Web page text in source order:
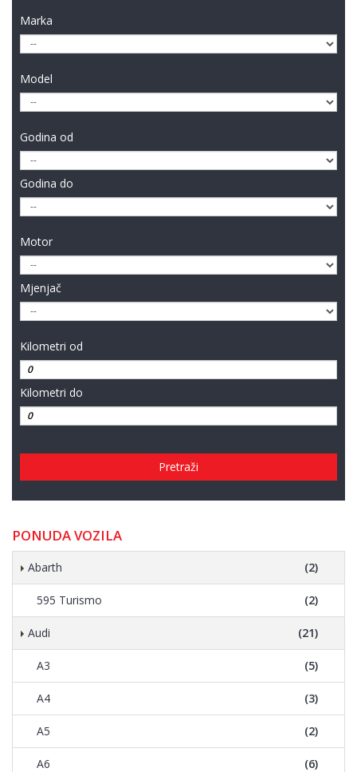
Marka
Model
Godina od
Godina do
Motor
Mjenjač
Kilometri od
Kilometri do
Pretraži
PONUDA VOZILA
Abarth (2)
595 Turismo (2)
Audi (21)
A3 (5)
A4 (3)
A5 (2)
A6 (6)